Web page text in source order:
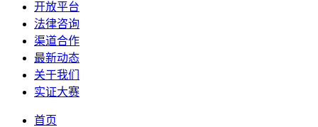
开放平台
法律咨询
渠道合作
最新动态
关于我们
实证大赛
首页